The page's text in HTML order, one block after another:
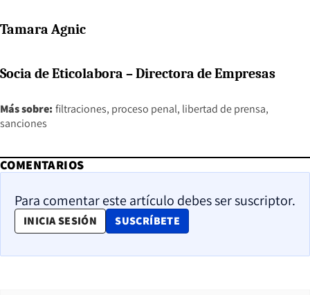
Tamara Agnic
Socia de Eticolabora – Directora de Empresas
Más sobre: filtraciones proceso penal libertad de prensa
sanciones
COMENTARIOS
Para comentar este artículo debes ser suscriptor.
INICIA SESIÓN SUSCRÍBETE
OPENS IN NEW WINDOW